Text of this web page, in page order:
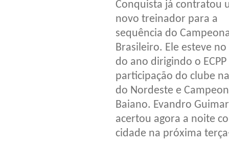
Conquista já contratou
novo treinador para a
sequência do
Brasileiro. Ele esteve
do ano dirigindo o ECPP
participação do clube
do Nordeste e
Baiano. Evandro
acertou agora a noite
cidade na próxima